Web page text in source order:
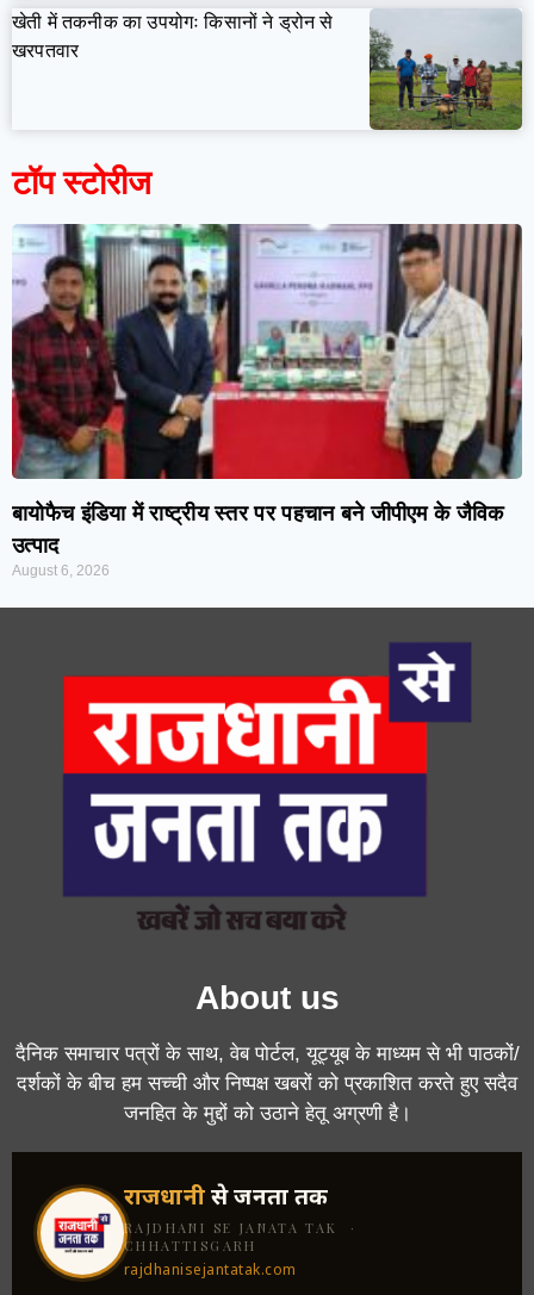
खेती में तकनीक का उपयोगः किसानों ने ड्रोन से
खरपतवार
टॉप स्टोरीज
बायोफैच इंडिया में राष्ट्रीय स्तर पर पहचान बने जीपीएम के जैविक
उत्पाद
August 6, 2026
About us
दैनिक समाचार पत्रों के साथ, वेब पोर्टल, यूट्यूब के माध्यम से भी पाठकों/
दर्शकों के बीच हम सच्ची और निष्पक्ष खबरों को प्रकाशित करते हुए सदैव
जनहित के मुद्दों को उठाने हेतू अग्रणी है।
राजधानीसे जनता तक
RAJDHANI SE JANATA TAK ·
CHHATTISGARH
rajdhanisejantatak.com